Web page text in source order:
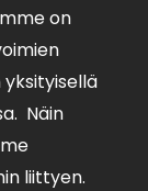
on
Näin
liittyen.